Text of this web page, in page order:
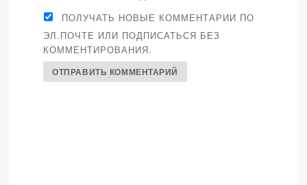
ПОЛУЧАТЬ НОВЫЕ КОММЕНТАРИИ ПО
ЭЛ.ПОЧТЕ ИЛИ ПОДПИСАТЬСЯ БЕЗ
КОММЕНТИРОВАНИЯ.